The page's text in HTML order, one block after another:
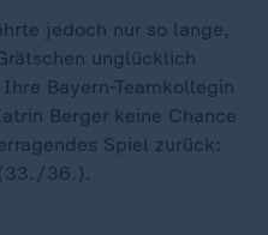
jedoch nur so lange,
unglücklich
Bayern-Teamkollegin
Berger keine Chance
Spiel zurück:
36.).